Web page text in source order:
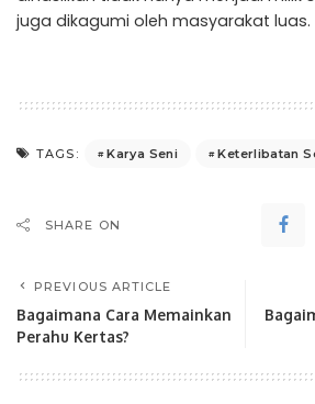
juga dikagumi oleh masyarakat luas.
TAGS: Karya Seni Keterlibatan
SHARE ON
PREVIOUS ARTICLE
Bagaimana Cara Memainkan
Perahu Kertas?